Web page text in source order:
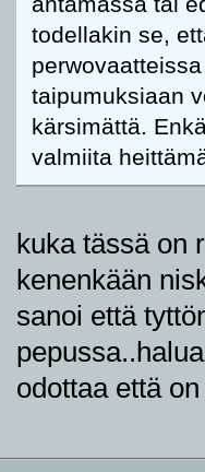
todellakin se,
taipumuksiaan
kärsimättä.
valmiita
kuka tässä on
kenenkään
sanoi että
odottaa että